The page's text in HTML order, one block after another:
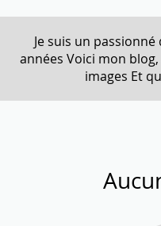
Je suis un
années Voici mon
images Et